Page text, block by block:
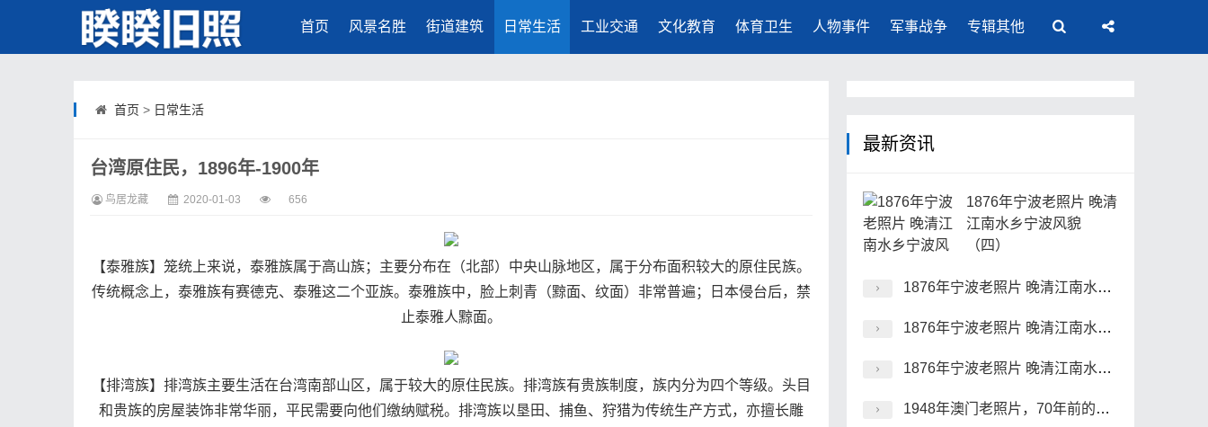
首页 风景名胜 街道建筑 日常生活 工业交通 文化教育 体育卫生 人物事件 军事战争 专辑其他
首页 > 日常生活
台湾原住民，1896年-1900年
鸟居龙藏 2020-01-03 656
【泰雅族】笼统上来说，泰雅族属于高山族；主要分布在（北部）中央山脉地区，属于分布面积较大的原住民族。
传统概念上，泰雅族有赛德克、泰雅这二个亚族。泰雅族中，脸上刺青（黥面、纹面）非常普遍；日本侵台后，禁
止泰雅人黥面。
【排湾族】排湾族主要生活在台湾南部山区，属于较大的原住民族。排湾族有贵族制度，族内分为四个等级。头目
和贵族的房屋装饰非常华丽，平民需要向他们缴纳赋税。排湾族以垦田、捕鱼、狩猎为传统生产方式，亦擅长雕
最新资讯
1876年宁波老照片 晚清
江南水乡宁波风貌
（四）
1876年宁波老照片 晚清江南水乡宁波风貌（三）
1876年宁波老照片 晚清江南水乡宁波风貌（二）
1876年宁波老照片 晚清江南水乡宁波风貌（一）
1948年澳门老照片，70年前的澳门要塞、永隆银号及街景